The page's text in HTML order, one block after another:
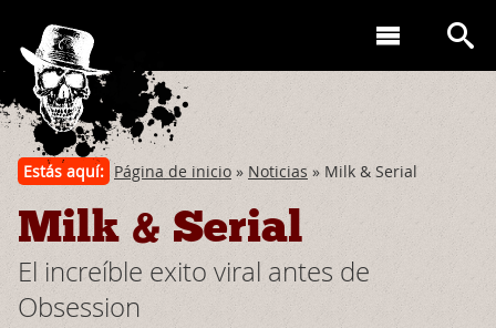
Estás aquí: Página de inicio » Noticias » Milk & Serial
Milk & Serial
El increíble exito viral antes de
Obsession